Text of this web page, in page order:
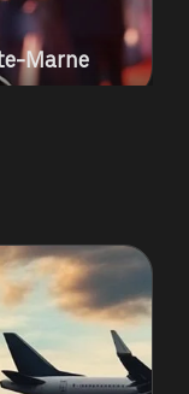
Marne